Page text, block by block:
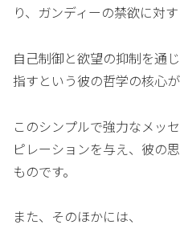
り、ガンディーの禁欲に対
自己制御と欲望の抑制を通
指すという彼の哲学の核心が
このシンプルで強力なメッ
ピレーションを与え、彼の
ものです。
また、そのほかには、